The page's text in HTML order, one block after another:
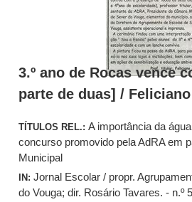
3.º ano de Rocas vence
parte de duas] /
TÍTULOS REL.:A importância da
concurso promovido pela AdRA em
Municipal
IN:Jornal Escolar / propr.
do Vouga; dir. Rosário Tavares. - n.º